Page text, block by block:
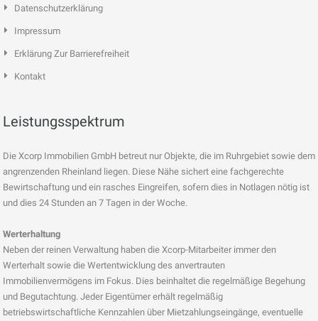
Datenschutzerklärung
Impressum
Erklärung Zur Barrierefreiheit
Kontakt
Leistungsspektrum
Die Xcorp Immobilien GmbH betreut nur Objekte, die im Ruhrgebiet sowie dem
angrenzenden Rheinland liegen. Diese Nähe sichert eine fachgerechte
Bewirtschaftung und ein rasches Eingreifen, sofern dies in Notlagen nötig ist
und dies 24 Stunden an 7 Tagen in der Woche.
Werterhaltung
Neben der reinen Verwaltung haben die Xcorp-Mitarbeiter immer den
Werterhalt sowie die Wertentwicklung des anvertrauten
Immobilienvermögens im Fokus. Dies beinhaltet die regelmäßige Begehung
und Begutachtung. Jeder Eigentümer erhält regelmäßig
betriebswirtschaftliche Kennzahlen über Mietzahlungseingänge, eventuelle